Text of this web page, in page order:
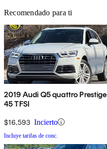
Recomendado para ti
2019 Audi Q5 quattro Prestige
45 TFSI
$16,593 Incierto
Incluye tarifas de conc.